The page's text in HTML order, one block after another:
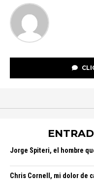
Jorge Spiteri, el hombre
Chris Cornell, mi dolor de